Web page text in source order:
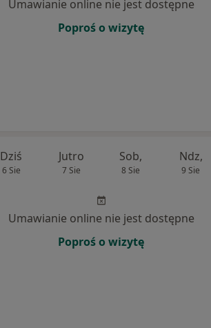
Umawianie online nie jest dostępne
Poproś o wizytę
Dziś
6 Sie
Jutro
7 Sie
Sob,
8 Sie
Ndz,
9 Sie
Umawianie online nie jest dostępne
Poproś o wizytę